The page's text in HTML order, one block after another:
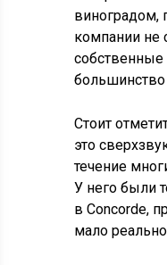
виноградом,
компании не
собственные
большинство
Стоит
это
течение
У него были
в Concorde,
мало